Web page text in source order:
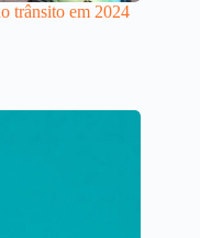
trânsito em 2024